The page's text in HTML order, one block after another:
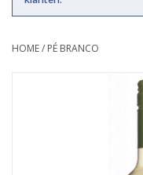
Assortiment
HOME/ PÉ BRANCO